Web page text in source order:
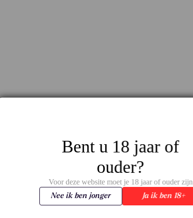
Bent u 18 jaar of
ouder?
Voor deze website moet je 18 jaar of ouder zijn
Ja ik ben 18+
Nee ik ben jonger